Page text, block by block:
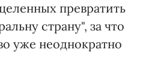
превратить
страну", за что
уже неоднократно